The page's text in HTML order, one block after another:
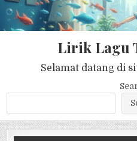
Lirik Lagu
Selamat datang di